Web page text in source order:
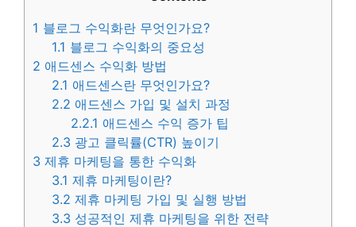
1 블로그 수익화란 무엇인가요?
1.1 블로그 수익화의 중요성
2 애드센스 수익화 방법
2.1 애드센스란 무엇인가요?
2.2 애드센스 가입 및 설치 과정
2.2.1 애드센스 수익 증가 팁
2.3 광고 클릭률(CTR) 높이기
3 제휴 마케팅을 통한 수익화
3.1 제휴 마케팅이란?
3.2 제휴 마케팅 가입 및 실행 방법
3.3 성공적인 제휴 마케팅을 위한 전략